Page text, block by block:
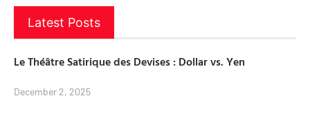
Latest Posts
Le Théâtre Satirique des Devises : Dollar vs. Yen
December 2, 2025